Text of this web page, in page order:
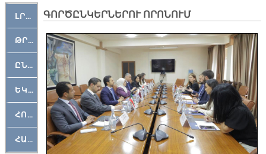
ԼՐԱՀՈՍ
ԹՐՔԱՀԱՅ ԿԵԱՆՔ
ԸՆԿԵՐԱՄՇԱԿՈՒԹԱՅԻՆ
ԵԿԵՂԵՑԱԿԱՆ
ՀՈԳԵՄՏԱՒՈՐ
ՀԱՐԹԱԿ
ԳՈՐԾԸՆԿԵՐՆԵՐՈՒ ՈՐՈՆՈՒՄ